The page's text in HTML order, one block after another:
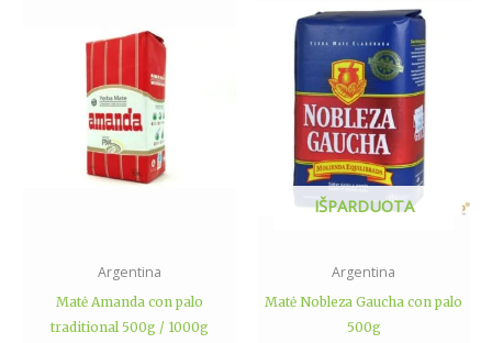
Argentina
Matė Amanda con palo
traditional 500g / 1000g
has
multiple
variants.
The
options
may
be
page
IŠPARDUOTA
Argentina
Matė Nobleza Gaucha con palo
500g